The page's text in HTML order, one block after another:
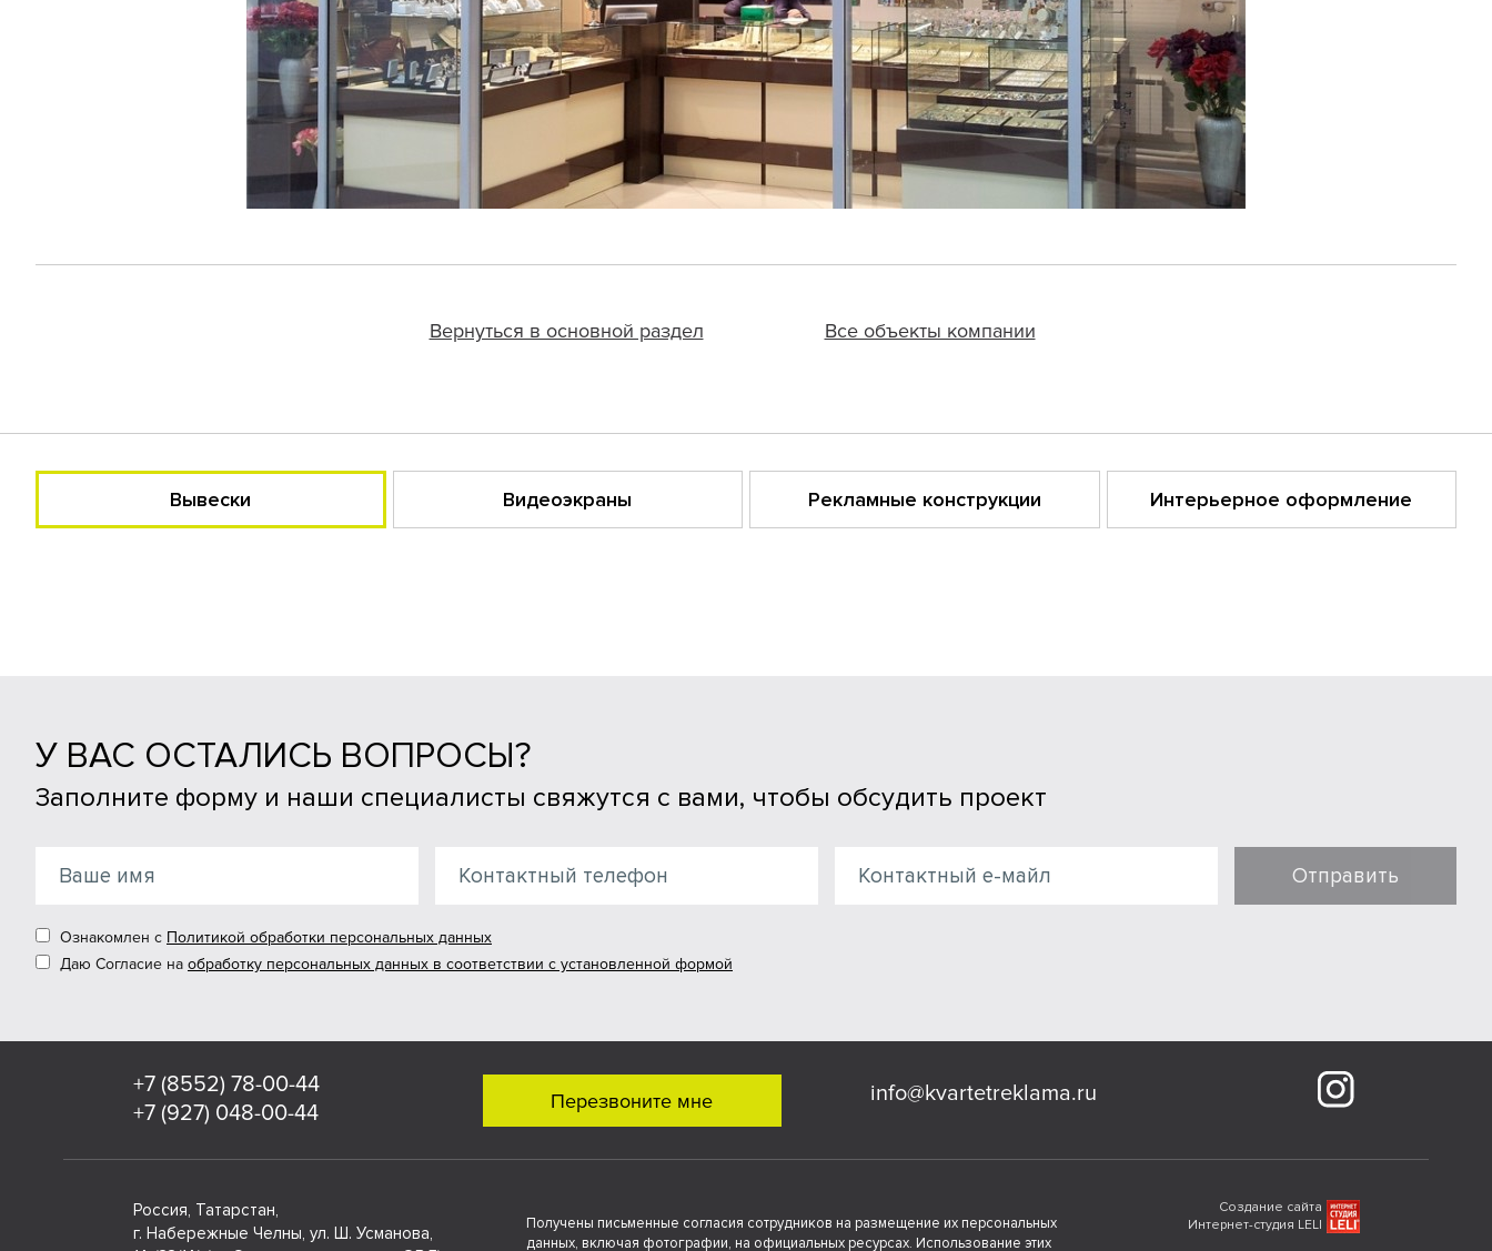
Вернуться в основной раздел Все объекты компании
Вывески Видеоэкраны Рекламные конструкции Интерьерное оформление
У ВАС ОСТАЛИСЬ ВОПРОСЫ?
Заполните форму и наши специалисты свяжутся с вами, чтобы обсудить проект
Отправить
Ознакомлен с Политикой обработки персональных данных
Даю Согласие на обработку персональных данных в соответствии с установленной формой
+7 (8552) 78-00-44
+7 (927) 048-00-44
Перезвоните мне info@kvartetreklama.ru
Россия, Татарстан,
г. Набережные Челны, ул. Ш. Усманова,
Получены письменные согласия сотрудников на размещение их персональных
данных, включая фотографии, на официальных ресурсах. Использование этих
Создание сайта
Интернет-студия LELI